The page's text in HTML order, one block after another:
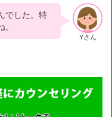
Yさん
でした。特